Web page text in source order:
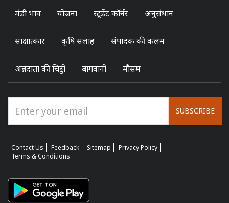
मंडी भाव योजना स्टूडेंट कॉर्नर अनुसंधान
साक्षात्कार कृषि सलाह संपादक की कलम
अन्नदाता की चिट्ठी बागवानी मौसम
SUBSCRIBE
Contact Us Feedback Sitemap
Privacy Policy
Terms & Conditions